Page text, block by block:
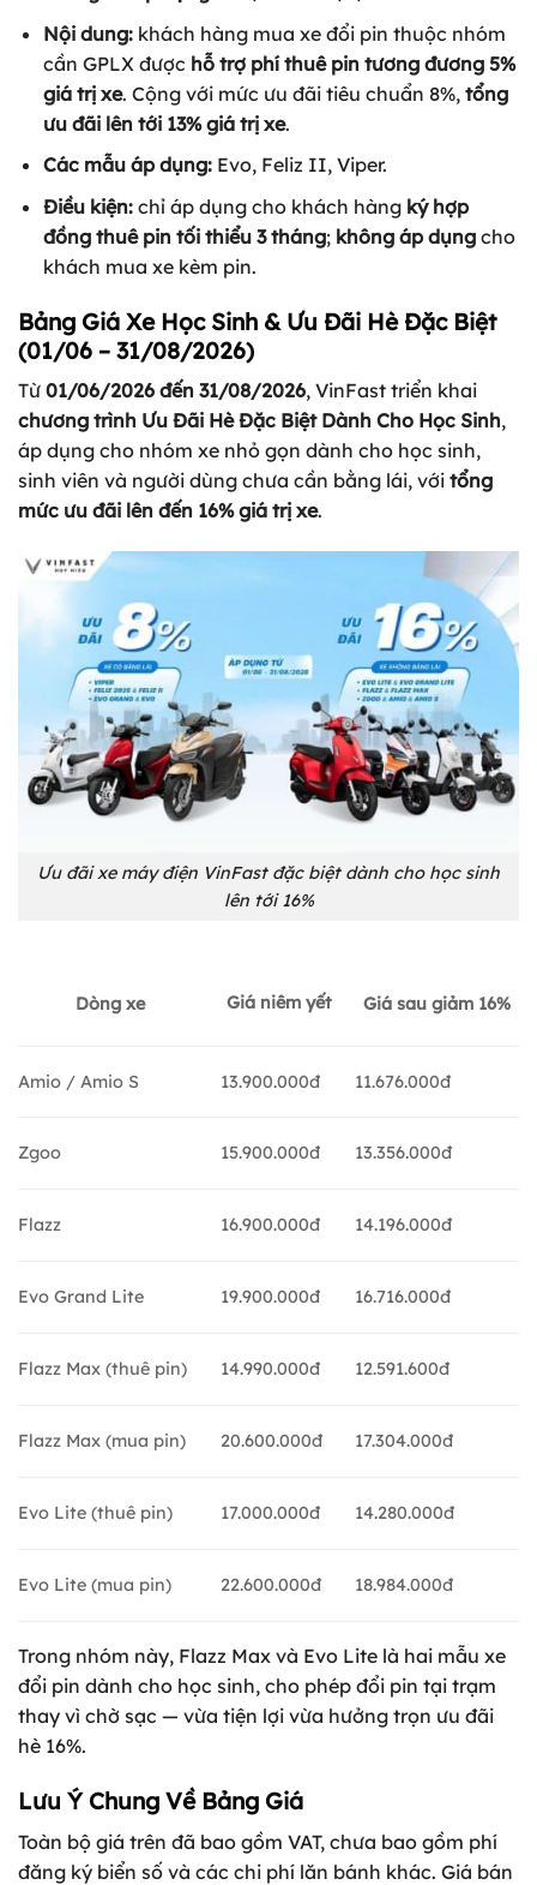
Nội dung:khách hàng mua xe đổi pin thuộc nhóm
cần GPLX được hỗ trợ phí thuê pin tương đương 5%
giá trị xe. Cộng với mức ưu đãi tiêu chuẩn 8%, tổng
ưu đãi lên tới 13% giá trị xe.
Các mẫu áp dụng:Evo, Feliz II, Viper.
Điều kiện:chỉ áp dụng cho khách hàng ký hợp
đồng thuê pin tối thiểu 3 tháng; không áp dụngcho
khách mua xe kèm pin.
Bảng Giá Xe Học Sinh & Ưu Đãi Hè Đặc Biệt
(01/06 – 31/08/2026)
Từ 01/06/2026 đến 31/08/2026, VinFast triển khai
chương trình Ưu Đãi Hè Đặc Biệt Dành Cho Học Sinh,
áp dụng cho nhóm xe nhỏ gọn dành cho học sinh,
sinh viên và người dùng chưa cần bằng lái, với tổng
mức ưu đãi lên đến 16% giá trị xe.
Ưu đãi xe máy điện VinFast đặc biệt dành cho học sinh
lên tới 16%
Dòng xe Giá niêm yết Giá sau giảm 16%
Amio / Amio S 13.900.000đ 11.676.000đ
Zgoo 15.900.000đ 13.356.000đ
Flazz 16.900.000đ 14.196.000đ
Evo Grand Lite 19.900.000đ 16.716.000đ
Flazz Max (thuê pin) 14.990.000đ 12.591.600đ
Flazz Max (mua pin) 20.600.000đ 17.304.000đ
Evo Lite (thuê pin) 17.000.000đ 14.280.000đ
Evo Lite (mua pin) 22.600.000đ 18.984.000đ
Trong nhóm này, Flazz Max và Evo Lite là hai mẫu xe
đổi pin dành cho học sinh, cho phép đổi pin tại trạm
thay vì chờ sạc — vừa tiện lợi vừa hưởng trọn ưu đãi
hè 16%.
Lưu Ý Chung Về Bảng Giá
Toàn bộ giá trên đã bao gồm VAT, chưa bao gồm phí
đăng ký biển số và các chi phí lăn bánh khác. Giá bán